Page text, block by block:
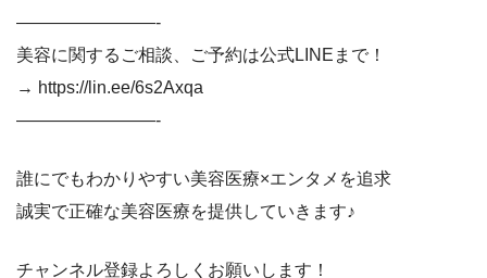
————————-
美容に関するご相談、ご予約は公式LINEまで！
→ https://lin.ee/6s2Axqa
————————-
誰にでもわかりやすい美容医療×エンタメを追求
誠実で正確な美容医療を提供していきます♪
チャンネル登録よろしくお願いします！